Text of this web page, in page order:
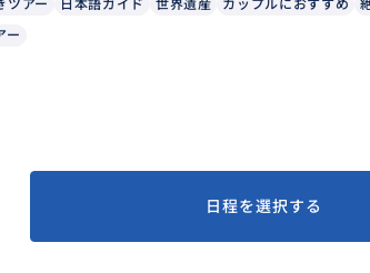
ツアー 日本語ガイド 世界遺産 カップルにおすすめ
ー
日程を選択する